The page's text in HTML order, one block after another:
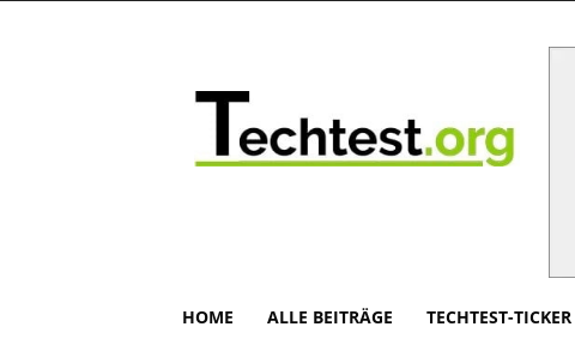
HOME ALLE BEITRÄGE TECHTEST-TICKER